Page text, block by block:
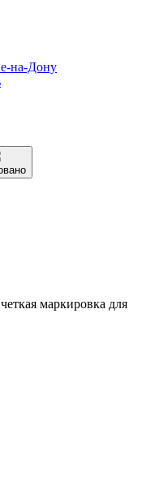
на-Дону
маркировка для